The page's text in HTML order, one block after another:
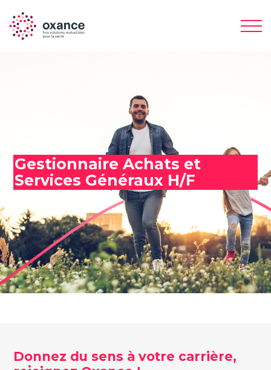
Gestionnaire Achats et
Services Généraux H/F
Donnez du sens à votre carrière,